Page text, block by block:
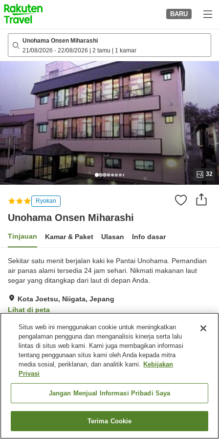
to
top
page
BARU
Unohama Onsen Miharashi
21/08/2026 - 22/08/2026 2 tamu 1 kamar
32
Ryokan
Unohama Onsen Miharashi
Tinjauan Kamar & Paket Ulasan Info dasar
Sekitar satu menit berjalan kaki ke Pantai Unohama. Pemandian
air panas alami tersedia 24 jam sehari. Nikmati makanan laut
segar yang ditangkap dari laut di depan Anda.
Kota Joetsu, Niigata, Jepang
Lihat di peta
Hebat Ulasan:60
Fasilitas properti
Tempat parkir
Spa / Salon kecantikan
Mesin penjual otomatis
Beranda Jepang Niigata
Kota Joetsu
Unohama Onsen Miharashi
Cari kamar
Situs web ini menggunakan cookie untuk meningkatkan
pengalaman pengguna dan menganalisis kinerja serta lalu
lintas di situs web kami. Kami juga membagikan informasi
tentang penggunaan situs kami oleh Anda kepada mitra
media sosial, periklanan, dan analitik kami. Kebijakan
Privasi
Jangan Menjual Informasi Pribadi Saya
Terima Cookie